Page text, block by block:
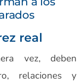
real
vez, deben
relaciones y